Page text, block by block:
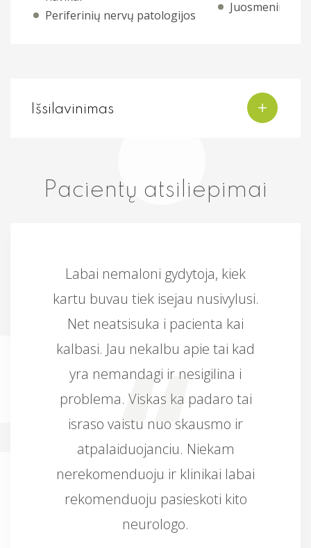
Periferinių nervų patologijos
Juosmeninė
Išsilavinimas
Pacientų atsiliepimai
Labai nemaloni gydytoja, kiek
kartu buvau tiek isejau nusivylusi.
Net neatsisuka i pacienta kai
kalbasi. Jau nekalbu apie tai kad
yra nemandagi ir nesigilina i
problema. Viskas ka padaro tai
israso vaistu nuo skausmo ir
atpalaiduojanciu. Niekam
nerekomenduoju ir klinikai labai
rekomenduoju pasieskoti kito
neurologo.